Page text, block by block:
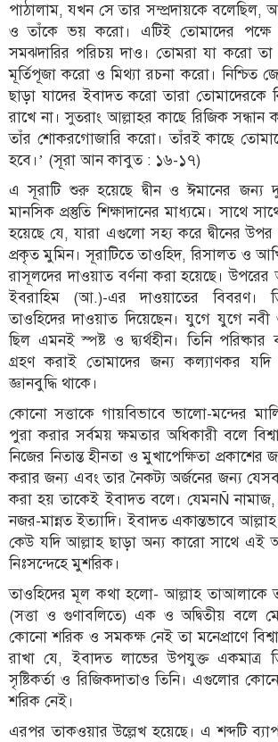
পাঠালাম, যখন সে তার সম্প্রদায়কে বলেছিল,
ও তাঁকে ভয় করো। এটিই তোমাদের পক্ষে
সমঝদারির পরিচয় দাও। তোমরা যা করো
মূর্তিপূজা করো ও মিথ্যা রচনা করো। নিশ্চিত
ছাড়া যাদের ইবাদত করো তারা তোমাদেরকে
রাখে না। সুতরাং আল্লাহর কাছে রিজিক
তাঁর শোকরগোজারি করো। তাঁরই কাছে
হবে।’ (সূরা আন কাবুত : ১৬-১৭)
এ সূরাটি শুরু হয়েছে দ্বীন ও ঈমানের জন্য
মানসিক প্রস্তুতি শিক্ষাদানের মাধ্যমে। সাথে
হয়েছে যে, যারা এগুলো সহ্য করে দ্বীনের উপর
প্রকৃত মুমিন। সূরাটিতে তাওহিদ, রিসালত ও
রাসূলদের দাওয়াত বর্ণনা করা হয়েছে।
ইবরাহিম (আ.)-এর দাওয়াতের বিবরণ।
তাওহিদের দাওয়াত দিয়েছেন। যুগে যুগে
ছিল এমনই স্পষ্ট ও দ্ব্যর্থহীন। তিনি
গ্রহণ করাই তোমাদের জন্য কল্যাণকর যদি
জ্ঞানবুদ্ধি থাকে।
কোনো সত্তাকে গায়বিভাবে ভালো-মন্দের
পুরা করার সর্বময় ক্ষমতার অধিকারী বলে
নিজের নিতান্ত হীনতা ও মুখাপেক্ষিতা প্রকাশের
করার জন্য এবং তার নৈকট্য অর্জনের জন্য
করা হয় তাকেই ইবাদত বলে। যেমনÑ
নজর-মান্নত ইত্যাদি। ইবাদত একান্তভাবে
কেউ যদি আল্লাহ ছাড়া অন্য কারো সাথে
নিঃসন্দেহে মুশরিক।
তাওহিদের মূল কথা হলো- আল্লাহ তাআলাকে
(সত্তা ও গুণাবলিতে) এক ও অদ্বিতীয় বলে
কোনো শরিক ও সমকক্ষ নেই তা মনেপ্রাণে
রাখা যে, ইবাদত লাভের উপযুক্ত একমাত্র
সৃষ্টিকর্তা ও রিজিকদাতাও তিনি। এগুলোর
শরিক নেই।
এরপর তাকওয়ার উল্লেখ হয়েছে। এ শব্দটি